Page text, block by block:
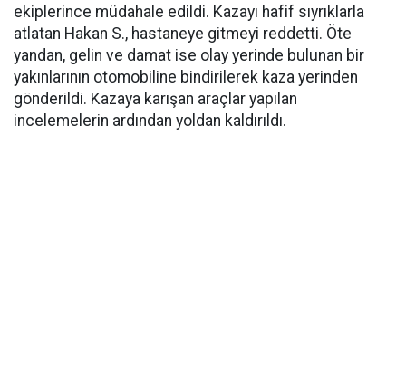
ekiplerince müdahale edildi. Kazayı hafif sıyrıklarla
atlatan Hakan S., hastaneye gitmeyi reddetti. Öte
yandan, gelin ve damat ise olay yerinde bulunan bir
yakınlarının otomobiline bindirilerek kaza yerinden
gönderildi. Kazaya karışan araçlar yapılan
incelemelerin ardından yoldan kaldırıldı.